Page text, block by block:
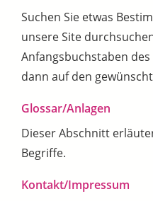
Suchen Sie etwas
unsere Site
Anfangsbuchstaben
dann auf den
Glossar/Anlagen
Dieser Abschnitt
Begriffe.
Kontakt/Impressum